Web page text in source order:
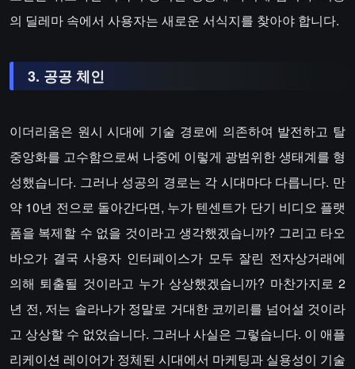
의 딜레마 속에서 사용자는 새로운 서식지를 찾아야 합니다.
3. 공공 체인
이더리움은 원시 시대에 기술 경로에 의존하여 발전하고 탈
중앙화를 고수함으로써 나중에 이렇게 광범위한 생태계를 형
성했습니다. 그러나 성공의 경로는 각 시대마다 다릅니다. 만
약 10년 전으로 돌아간다면, 누가 텐센트가 단기 비디오 플랫
폼을 복제할 수 없을 것이라고 생각했겠습니까? 그리고 타오
바오가 결국 사용자 인터페이스가 모두 잘린 전자상거래에
의해 퇴출될 것이라고 누가 상상했겠습니까? 마찬가지로 2
년 전, 저는 솔라나가 정말로 거대한 코끼리를 넘어설 것이라
고 상상할 수 없었습니다. 그러나 사실은 그렇습니다. 이 애플
리케이션 레이어가 정체된 시대에서 마케팅과 실용성이 기술